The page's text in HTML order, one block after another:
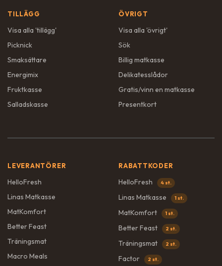
TILLÄGG
Visa alla 'tillägg'
Picknick
Smaksättare
Energimix
Fruktkasse
Salladskasse
ÖVRIGT
Visa alla 'övrigt'
Sök
Billig matkasse
Delikatesslådor
Gratis/vinn en matkasse
Presentkort
LEVERANTÖRER
HelloFresh
Linas Matkasse
MatKomfort
Better Feast
Träningsmat
Macro Meals
RABATTKODER
HelloFresh 4 st.
Linas Matkasse 1 st.
MatKomfort 1 st.
Better Feast 2 st.
Träningsmat 2 st.
Factor 2 st.